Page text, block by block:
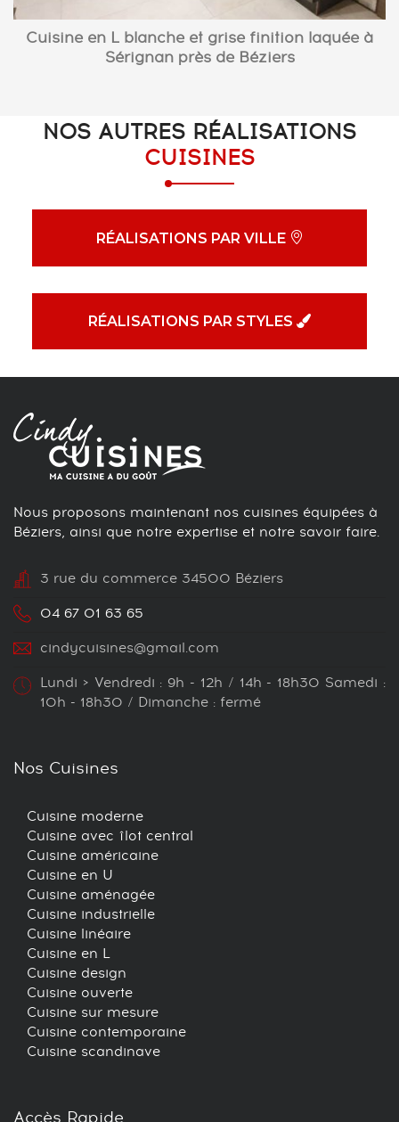
Cuisine en L blanche et grise finition laquée à
Sérignan près de Béziers
NOS AUTRES RÉALISATIONS
CUISINES
RÉALISATIONS PAR VILLE
RÉALISATIONS PAR STYLES
Nous proposons maintenant nos cuisines équipées à
Béziers, ainsi que notre expertise et notre savoir faire.
3 rue du commerce 34500 Béziers
04 67 01 63 65
cindycuisines@gmail.com
Lundi > Vendredi : 9h - 12h / 14h - 18h30 Samedi :
10h - 18h30 / Dimanche : fermé
Nos Cuisines
Cuisine moderne
Cuisine avec îlot central
Cuisine américaine
Cuisine en U
Cuisine aménagée
Cuisine industrielle
Cuisine linéaire
Cuisine en L
Cuisine design
Cuisine ouverte
Cuisine sur mesure
Cuisine contemporaine
Cuisine scandinave